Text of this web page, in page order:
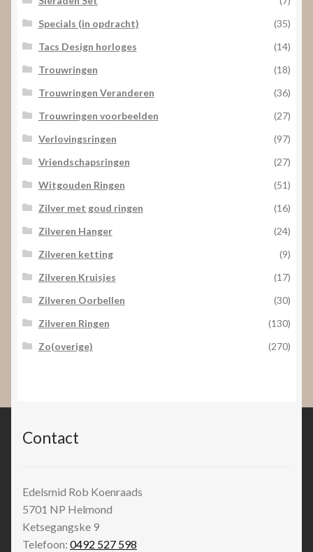
Specials (in opdracht)
(35)
Tacs Design horloges
(14)
Trouwringen
(18)
Trouwringen Veranderen
(36)
Trouwringen voorbeelden
(27)
Verlovingsringen
(97)
Vriendschapsringen
(27)
Witgouden Ringen
(51)
Zilver met goud ringen
(16)
Zilveren Hanger
(24)
Zilveren ketting
(9)
Zilveren Kruisjes
(17)
Zilveren Oorbellen
(30)
Zilveren Ringen
(130)
Zo(overige)
(270)
Contact
Edelsmid Rob Koenraads
5701 NP Helmond
Ketsegangske 9
Telefoon: 0492 527 598